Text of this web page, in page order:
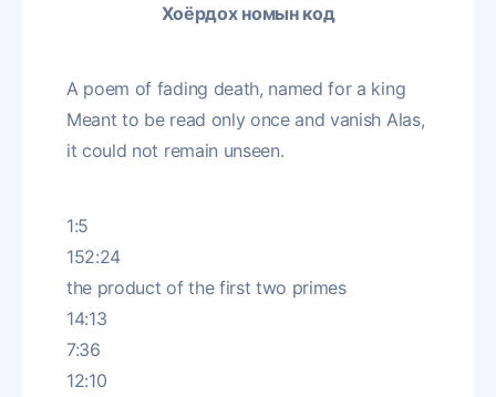
Хоёрдох номын код
A poem of fading death, named for a king
Meant to be read only once and vanish Alas,
it could not remain unseen.
1:5
152:24
the product of the first two primes
14:13
7:36
12:10